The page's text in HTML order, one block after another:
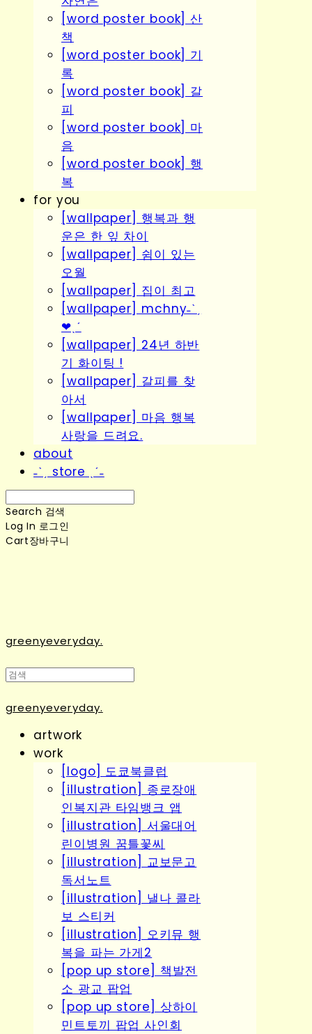
[word poster book] 산
책
[word poster book] 기
록
[word poster book] 갈
피
[word poster book] 마
음
[word poster book] 행
복
for you
[wallpaper] 행복과 행
운은 한 잎 차이
[wallpaper] 쉼이 있는
오월
[wallpaper] 집이 최고
[wallpaper] mchny˗ˋˏ
❤︎ˎˊ
[wallpaper] 24년 하반
기 화이팅 !
[wallpaper] 갈피를 찾
아서
[wallpaper] 마음 행복
사랑을 드려요.
about
˗ˋˏ store ˎˊ˗
Search 검색
Log In 로그인
Cart장바구니
greenyeveryday.
greenyeveryday.
artwork
work
[logo] 도쿄북클럽
[illustration] 종로장애
인복지관 타임뱅크 앱
[illustration] 서울대어
린이병원 꿈틀꽃씨
[illustration] 교보문고
독서노트
[illustration] 낼나 콜라
보 스티커
[illustration] 오키뮤 행
복을 파는 가게2
[pop up store] 책발전
소 광교 팝업
[pop up store] 상하이
민트토끼 팝업 사인회